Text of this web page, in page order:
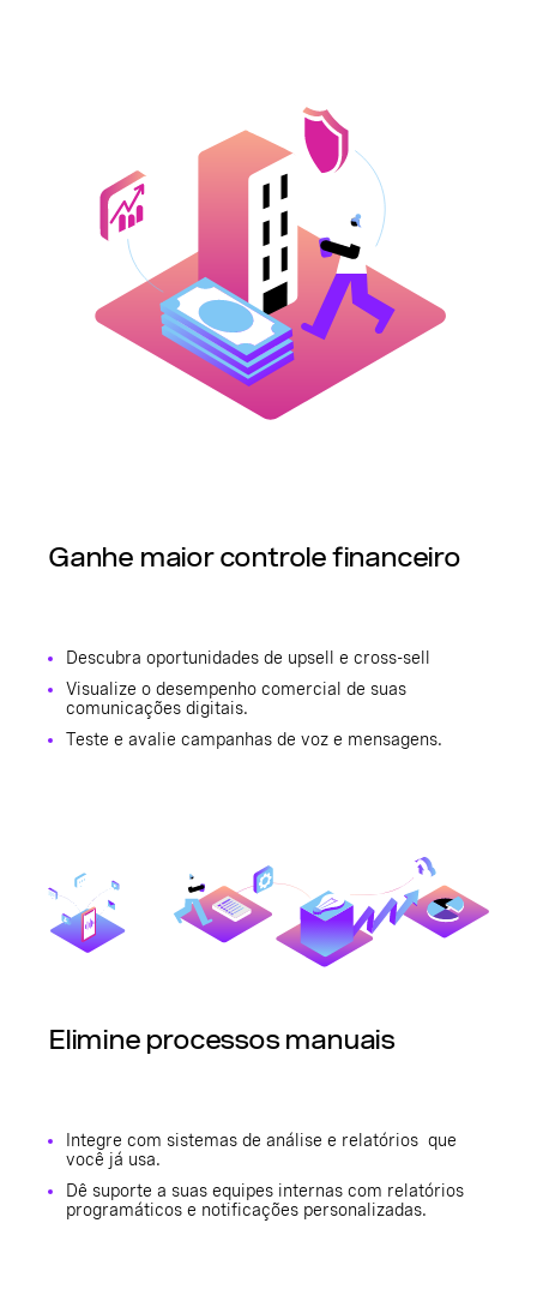
Ganhe maior controle financeiro
Descubra oportunidades de upsell e cross-sell
Visualize o desempenho comercial de suas
comunicações digitais.
Teste e avalie campanhas de voz e mensagens.
Elimine processos manuais
Integre com sistemas de análise e relatórios que
você já usa.
Dê suporte a suas equipes internas com relatórios
programáticos e notificações personalizadas.